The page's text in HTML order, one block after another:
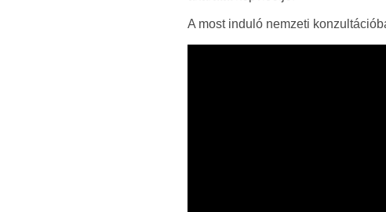
A most induló nemzeti